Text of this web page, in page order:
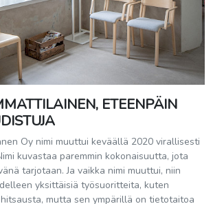
ETEENPÄIN
Oy nimi muuttui keväällä 2020 virallisesti
kuvastaa paremmin kokonaisuutta, jota
tarjotaan. Ja vaikka nimi muuttui, niin
yksittäisiä työsuoritteita, kuten
mutta sen ympärillä on tietotaitoa